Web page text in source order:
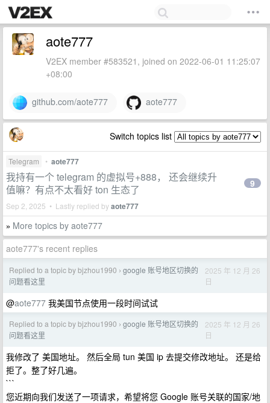
aote777
V2EX member #583521, joined on 2022-06-01 11:25:07
+08:00
github.com/aote777 aote777
Switch topics list
Telegram • aote777
我持有一个 telegram 的虚拟号+888， 还会继续升
值嘛？有点不太看好 ton 生态了
Sep 2, 2025 • Lastly replied byaote777
9
» More topics by aote777
aote777's recent replies
Replied to a topic by bjzhou1990 › google 账号地区切换的
问题看这里
2025 年 12 月 26
日
@aote777 我美国节点使用一段时间试试
Replied to a topic by bjzhou1990 › google 账号地区切换的
问题看这里
2025 年 12 月 26
日
我修改了 美国地址。 然后全局 tun 美国 ip 去提交修改地址。 还是给
拒了。整了好几遍。
```
您近期向我们发送了一项请求，希望将您 Google 账号关联的国家/地